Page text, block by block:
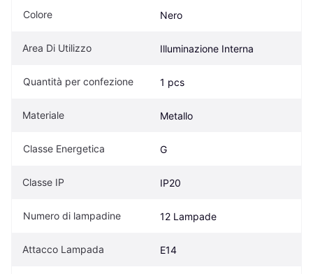
Colore Nero
Area Di Utilizzo Illuminazione Interna
Quantità per confezione 1 pcs
Materiale Metallo
Classe Energetica G
Classe IP IP20
Numero di lampadine 12 Lampade
Attacco Lampada E14